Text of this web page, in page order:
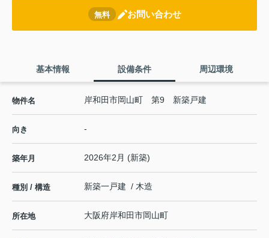
無料 お問い合わせ
基本情報 設備条件 周辺環境
物件名 岸和田市岡山町 第9 新築戸建
向き -
築年月 2026年2月 (新築)
種別 / 構造 新築一戸建 / 木造
所在地 大阪府岸和田市岡山町